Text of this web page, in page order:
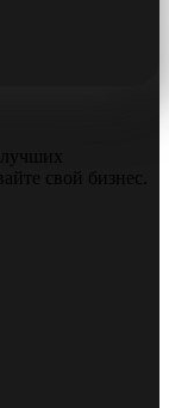
свой бизнес.